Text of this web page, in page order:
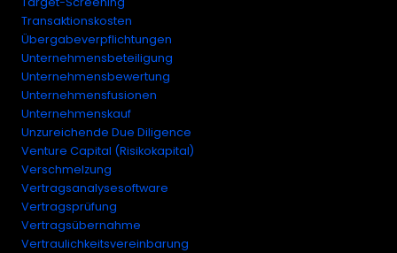
Transaktionskosten
Übergabeverpflichtungen
Unternehmensbeteiligung
Unternehmensbewertung
Unternehmensfusionen
Unternehmenskauf
Unzureichende Due Diligence
Venture Capital (Risikokapital)
Verschmelzung
Vertragsanalysesoftware
Vertragsprüfung
Vertragsübernahme
Vertraulichkeitsvereinbarung